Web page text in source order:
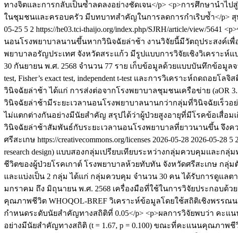
ทางจิตและการกลับเป็นซ้ำลดลงอย่างชัดเจน</p> <p>การศึกษานำไป
ในชุมชนและครอบครัว มีบทบาทสำคัญในการลดการกำเริบซ้ำ</p>
05-25 5 2 https://he03.tci-thaijo.org/index.php/SJRH/article/view/5641
นอนโรงพยาบาลนานขึ้นหากวินิจฉัยล่าช้า งานวิจัยนี้มีวัตถุประสงค์เ
พยาบาลอรัญประเทศ จังหวัดสระแก้ว มีรูปแบบการวิจัยเชิงวิเคราะ
30 กันยายน พ.ศ. 2568 จำนวน 77 ราย เก็บข้อมูลด้วยแบบบันทึกข้อมูล
test, Fisher’s exact test, independent t-test และการวิเคราะห์ถดถ
วินิจฉัยล่าช้า ได้แก่ การส่งต่อจากโรงพยาบาลชุมชนเครือข่าย (aOR
วินิจฉัยล่าช้ามีระยะเวลานอนโรงพยาบาลนานกว่ากลุ่มที่วินิจฉัยเร็วอ
ไม่แตกต่างกันอย่างมีนัยสำคัญ สรุปได้ว่าผู้ป่วยสูงอายุที่มีโรคข้อเสื่อ
วินิจฉัยล่าช้าสัมพันธ์กับระยะเวลานอนโรงพยาบาลที่ยาวนานขึ้น จึงค
ศรีสะเกษ https://creativecommons.org/licenses 2026-05-28 2026-05-28 5 2
research design) แบบสองกลุ่มเปรียบเทียบระหว่างกลุ่มควบคุมแล
ชีวิตของผู้ป่วยโรคเกาต์ โรงพยาบาลห้วยทับทัน จังหวัดศรีสะเกษ กลุ่
และแบ่งเป็น 2 กลุ่ม ได้แก่ กลุ่มควบคุม จำนวน 30 คน ได้รับการดูแล
มกราคม ถึง มิถุนายน พ.ศ. 2568 เครื่องมือที่ใช้ในการวิจัยประกอบ
คุณภาพชีวิต WHOQOL-BREF วิเคราะห์ข้อมูลโดยใช้สถิติเชิงพรรณน
กำหนดระดับนัยสำคัญทางสถิติที่ 0.05</p> <p>ผลการวิจัยพบว่า คะแน
อย่างมีนัยสำคัญทางสถิติ (t = 1.67, p = 0.100) ขณะที่คะแนนคุณภาพชีวิ